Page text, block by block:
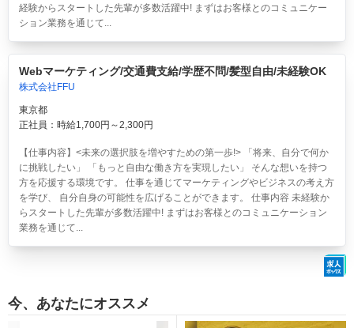
経験からスタートした先輩が多数活躍中! まずはお客様とのコミュニケー
ション業務を通じて...
Webマーケティング/交通費支給/学歴不問/髪型自由/未経験OK
株式会社FFU
東京都
正社員：時給1,700円～2,300円
【仕事内容】<未来の選択肢を増やすための第一歩!> 「将来、自分で何か
に挑戦したい」 「もっと自由な働き方を実現したい」 そんな想いを持つ
方を応援する環境です。 仕事を通じてマーケティングやビジネスの考え方
を学び、 自分自身の可能性を広げることができます。 仕事内容 未経験か
らスタートした先輩が多数活躍中! まずはお客様とのコミュニケーション
業務を通じて...
今、あなたにオススメ